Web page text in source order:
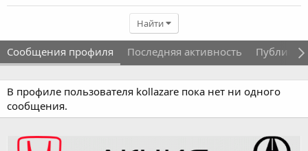
Найти
Сообщения профиля Последняя активность
В профиле пользователя kollazare пока нет ни одного
сообщения.